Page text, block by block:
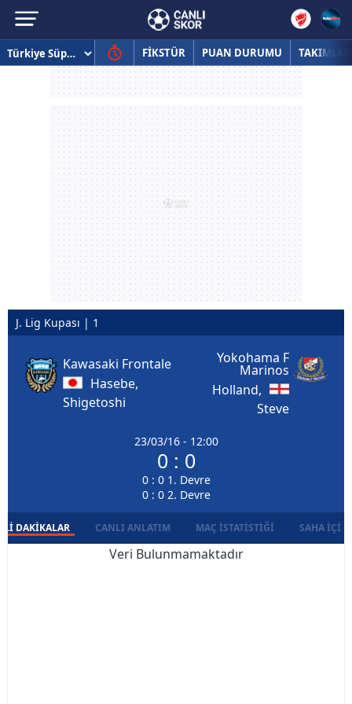
FİKSTÜR PUAN DURUMU TAKIMLAR
J. Lig Kupası | 1
Kawasaki Frontale
Hasebe,
Shigetoshi
23/03/16 - 12:00
0 : 0
0 : 0 1. Devre
0 : 0 2. Devre
Yokohama F
Marinos
Holland,
Steve
DAKIKALAR CANLI ANLATIM MAÇ İSTATISTIĞI SAHA İÇI
Veri Bulunmamaktadır